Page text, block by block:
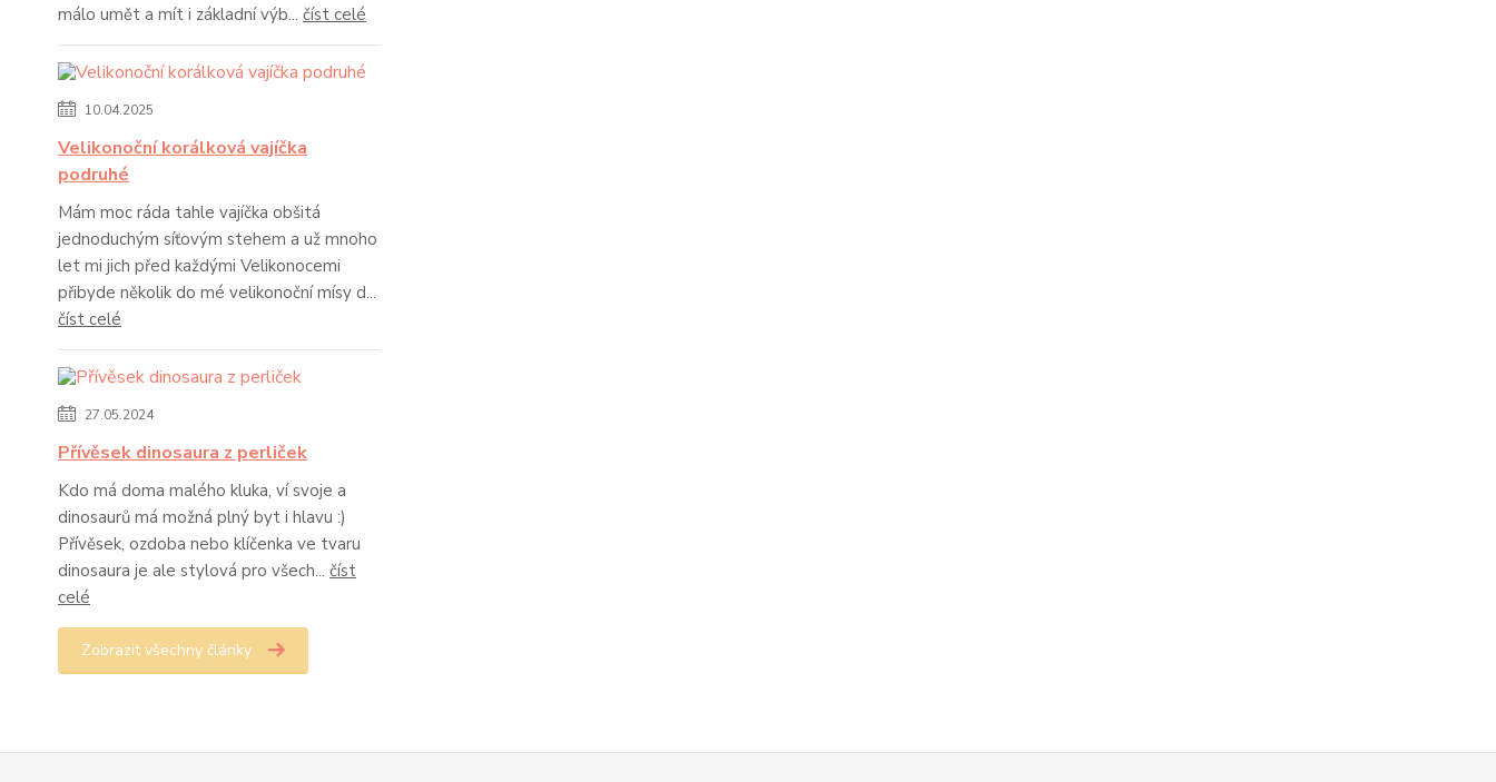
málo umět a mít i základní výb... číst celé
10.04.2025
Velikonoční korálková vajíčka
podruhé
Mám moc ráda tahle vajíčka obšitá
jednoduchým síťovým stehem a už mnoho
let mi jich před každými Velikonocemi
přibyde několik do mé velikonoční mísy d...
číst celé
27.05.2024
Přívěsek dinosaura z perliček
Kdo má doma malého kluka, ví svoje a
dinosaurů má možná plný byt i hlavu :)
Přívěsek, ozdoba nebo klíčenka ve tvaru
dinosaura je ale stylová pro všech... číst
celé
Zobrazit všechny články